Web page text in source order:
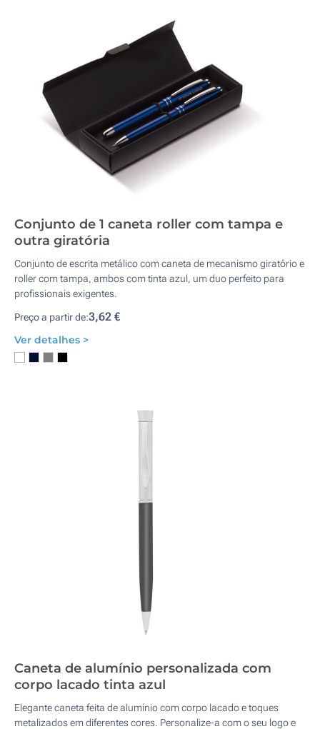
Conjunto de 1 caneta roller com tampa e
outra giratória
Conjunto de escrita metálico com caneta de mecanismo giratório e
roller com tampa, ambos com tinta azul, um duo perfeito para
profissionais exigentes.
Preço a partir de:3,62 €
Ver detalhes >
Caneta de alumínio personalizada com
corpo lacado tinta azul
Elegante caneta feita de alumínio com corpo lacado e toques
metalizados em diferentes cores. Personalize-a com o seu logo e